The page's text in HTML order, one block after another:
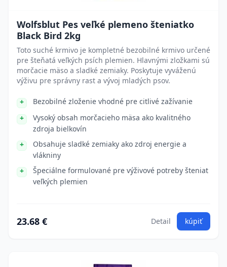
Wolfsblut Pes veľké plemeno šteniatko
Black Bird 2kg
Toto suché krmivo je kompletné bezobilné krmivo určené
pre šteňatá veľkých psích plemien. Hlavnými zložkami sú
morčacie mäso a sladké zemiaky. Poskytuje vyváženú
výživu pre správny rast a vývoj mladých psov.
Bezobilné zloženie vhodné pre citlivé zažívanie
Vysoký obsah morčacieho mäsa ako kvalitného
zdroja bielkovín
Obsahuje sladké zemiaky ako zdroj energie a
vlákniny
Špeciálne formulované pre výživové potreby šteniat
veľkých plemien
23.68 € Detail kúpiť